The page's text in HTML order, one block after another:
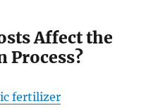
Affect the
Process?
fertilizer